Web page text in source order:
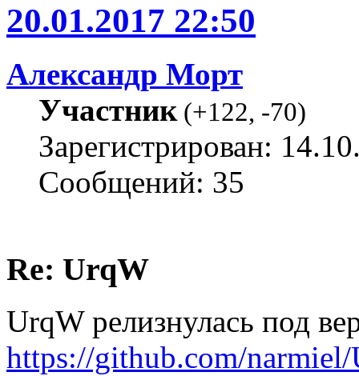
20.01.2017 22:50
Александр Морт
Участник(+122, -70)
Зарегистрирован:
Сообщений: 35
Re: UrqW
UrqW релизнулась под
https://github.com/narmiel/